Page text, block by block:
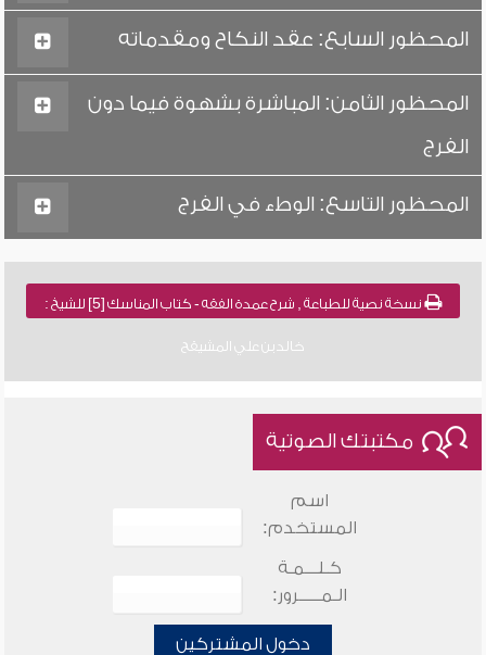
المحظور السابع: عقد النكاح ومقدماته
المحظور الثامن: المباشرة بشهوة فيما دون
الفرج
المحظور التاسع: الوطء في الفرج
نسخة نصية للطباعة , شرح عمدة الفقه - كتاب المناسك [5] للشيخ :
خالد بن علي المشيقح
مكتبتك الصوتية
اسم
المستخدم:
كـلـــمـة
الـمـــــرور:
دخول المشتركين